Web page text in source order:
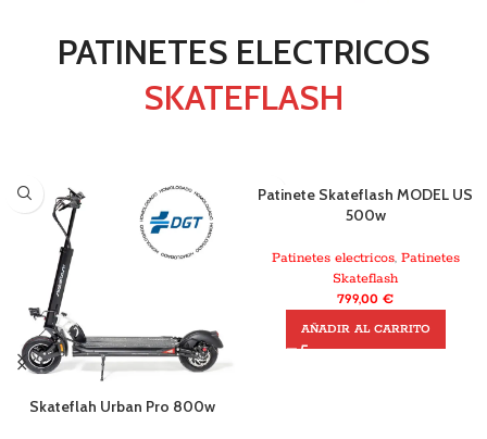
PATINETES ELECTRICOS
SKATEFLASH
Skateflah Urban Pro 800w
Patinete Skateflash MODEL US
500w
Patinetes electricos, Patinetes
Skateflash
799,00 €
AÑADIR AL CARRITO